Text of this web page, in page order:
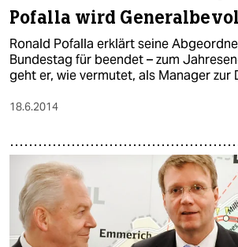
Pofalla wird
Ronald Pofalla erklärt seine
Bundestag für beendet – zum
geht er, wie vermutet, als Manager zur
18.6.2014